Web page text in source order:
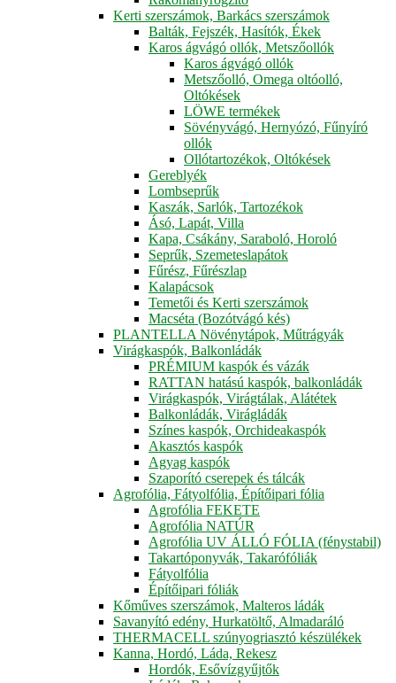
Kerti szerszámok, Barkács szerszámok
Balták, Fejszék, Hasítók, Ékek
Karos ágvágó ollók, Metszőollók
Karos ágvágó ollók
Metszőolló, Omega oltóolló,
Oltókések
LÖWE termékek
Sövényvágó, Hernyózó, Fűnyíró
ollók
Ollótartozékok, Oltókések
Gereblyék
Lombseprűk
Kaszák, Sarlók, Tartozékok
Ásó, Lapát, Villa
Kapa, Csákány, Saraboló, Horoló
Seprűk, Szemeteslapátok
Fűrész, Fűrészlap
Kalapácsok
Temetői és Kerti szerszámok
Macséta (Bozótvágó kés)
PLANTELLA Növénytápok, Műtrágyák
Virágkaspók, Balkonládák
PRÉMIUM kaspók és vázák
RATTAN hatású kaspók, balkonládák
Virágkaspók, Virágtálak, Alátétek
Balkonládák, Virágládák
Színes kaspók, Orchideakaspók
Akasztós kaspók
Agyag kaspók
Szaporító cserepek és tálcák
Agrofólia, Fátyolfólia, Építőipari fólia
Agrofólia FEKETE
Agrofólia NATÚR
Agrofólia UV ÁLLÓ FÓLIA (fénystabil)
Takartóponyvák, Takarófóliák
Fátyolfólia
Építőipari fóliák
Kőműves szerszámok, Malteros ládák
Savanyító edény, Hurkatöltő, Almadaráló
THERMACELL szúnyogriasztó készülékek
Kanna, Hordó, Láda, Rekesz
Hordók, Esővízgyűjtők